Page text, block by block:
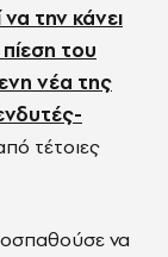
την κάνει
του
νέα της
τέτοιες
να